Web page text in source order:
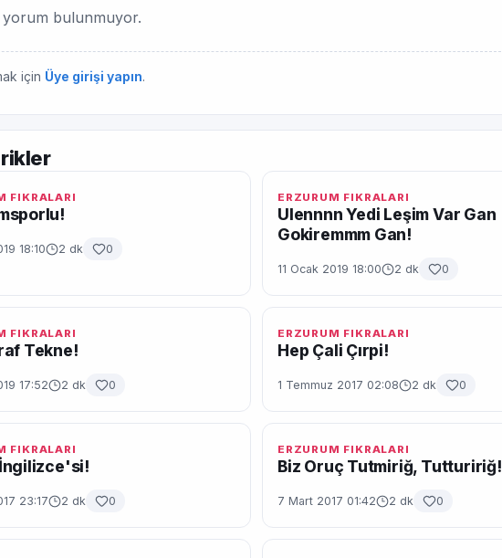
bulunmuyor.
için Üye girişi yapın.
FIKRALARI
18:10 2 dk 0
ERZURUM FIKRALARI
Ulennnn Yedi Leşim Var Gan
Gokiremmm Gan!
11 Ocak 2019 18:00 2 dk 0
FIKRALARI
Tekne!
17:52 2 dk 0
ERZURUM FIKRALARI
Hep Çali Çırpi!
1 Temmuz 2017 02:08 2 dk 0
FIKRALARI
23:17 2 dk 0
ERZURUM FIKRALARI
Biz Oruç Tutmiriğ, Tuttuririğ!
7 Mart 2017 01:42 2 dk 0